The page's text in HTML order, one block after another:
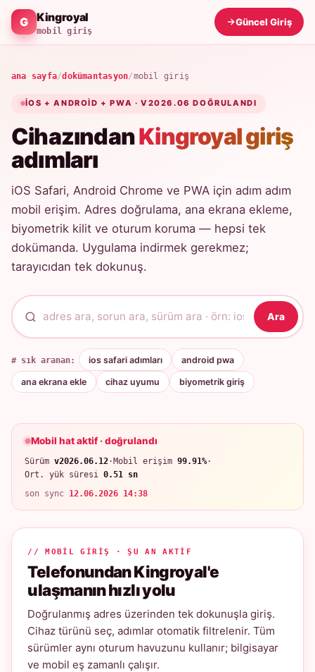
Kingroyal
mobil giriş
Güncel Giriş
ana sayfa/dokümantasyon/mobil giriş
IOS + ANDROID + PWA · V2026.06 DOĞRULANDI
CihazındanKingroyal giriş
adımları
iOS Safari, Android Chrome ve PWA için adım adım
mobil erişim. Adres doğrulama, ana ekrana ekleme,
biyometrik kilit ve oturum koruma — hepsi tek
dokümanda. Uygulama indirmek gerekmez;
tarayıcıdan tek dokunuş.
Ara
# sık aranan: ios safari adımları android pwa
ana ekrana ekle cihaz uyumu biyometrik giriş
Mobil hat aktif · doğrulandı
Sürüm v2026.06.12·Mobil erişim 99.91%·
Ort. yük süresi 0.51 sn
son sync 12.06.2026 14:38
// MOBIL GIRIŞ · ŞU AN AKTIF
Telefonundan Kingroyal'e
ulaşmanın hızlı yolu
Doğrulanmış adres üzerinden tek dokunuşla giriş.
Cihaz türünü seç, adımlar otomatik filtrelenir. Tüm
sürümler aynı oturum havuzunu kullanır; bilgisayar
ve mobil eş zamanlı çalışır.